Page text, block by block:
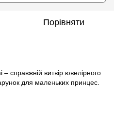
Порівняти
– справжній витвір ювелірного
для маленьких принцес.